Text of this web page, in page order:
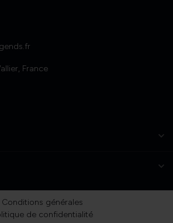
France
Conditions générales
de confidentialité